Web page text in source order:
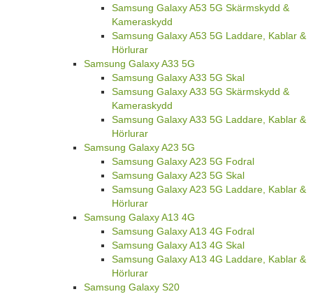
Samsung Galaxy A53 5G Skärmskydd &
Kameraskydd
Samsung Galaxy A53 5G Laddare, Kablar &
Hörlurar
Samsung Galaxy A33 5G
Samsung Galaxy A33 5G Skal
Samsung Galaxy A33 5G Skärmskydd &
Kameraskydd
Samsung Galaxy A33 5G Laddare, Kablar &
Hörlurar
Samsung Galaxy A23 5G
Samsung Galaxy A23 5G Fodral
Samsung Galaxy A23 5G Skal
Samsung Galaxy A23 5G Laddare, Kablar &
Hörlurar
Samsung Galaxy A13 4G
Samsung Galaxy A13 4G Fodral
Samsung Galaxy A13 4G Skal
Samsung Galaxy A13 4G Laddare, Kablar &
Hörlurar
Samsung Galaxy S20